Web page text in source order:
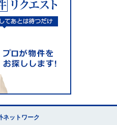
ネットワーク